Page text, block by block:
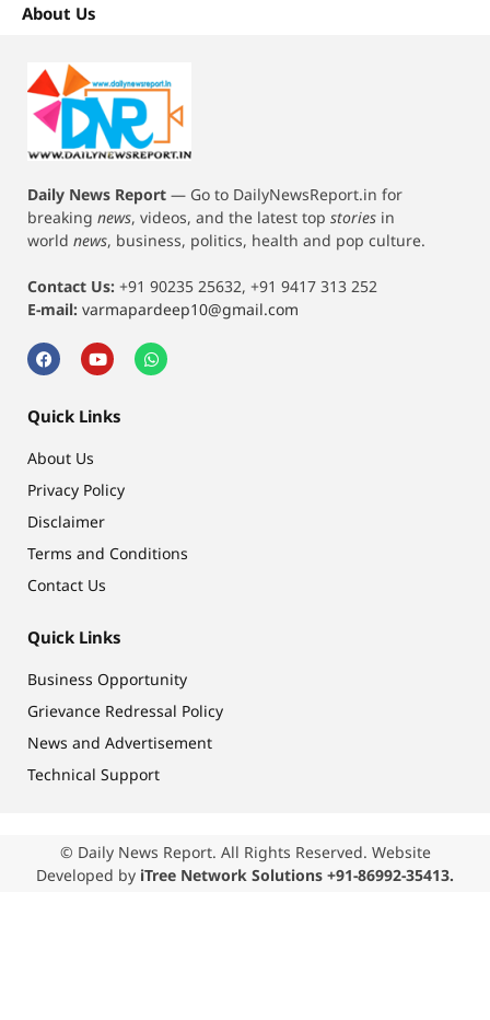
About Us
Daily News Report — Go to DailyNewsReport.in for
breaking news, videos, and the latest top stories in
world news, business, politics, health and pop culture.
Contact Us: +91 90235 25632, +91 9417 313 252
E-mail: varmapardeep10@gmail.com
Quick Links
About Us
Privacy Policy
Disclaimer
Terms and Conditions
Contact Us
Quick Links
Business Opportunity
Grievance Redressal Policy
News and Advertisement
Technical Support
© Daily News Report. All Rights Reserved. Website
Developed by iTree Network Solutions +91-86992-35413.